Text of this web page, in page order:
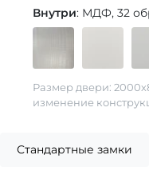
Внутри: МДФ, 32
Размер двери:
изменение
Стандартные замки